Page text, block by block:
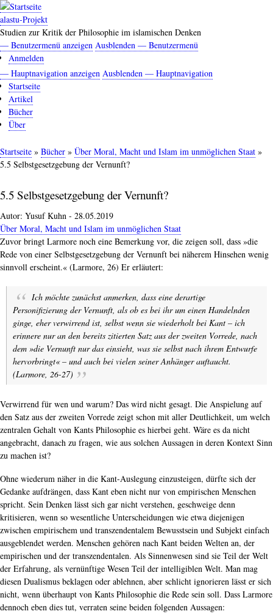
Direkt
zum
Inhalt
alastu-Projekt
Studien zur Kritik der Philosophie im islamischen Denken
Benutzermenü
— Benutzermenü anzeigen Ausblenden — Benutzermenü
Anmelden
Hauptnavigation
— Hauptnavigation anzeigen Ausblenden — Hauptnavigation
Startseite
Artikel
Bücher
Über
Pfadnavigation
Startseite Bücher
Über Moral, Macht und Islam im unmöglichen Staat
5.5 Selbstgesetzgebung der Vernunft?
5.5 Selbstgesetzgebung der Vernunft?
Autor: Yusuf Kuhn - 28.05.2019
Über Moral, Macht und Islam im unmöglichen Staat
Zuvor bringt Larmore noch eine Bemerkung vor, die zeigen soll, dass »die
Rede von einer Selbstgesetzgebung der Vernunft bei näherem Hinsehen wenig
sinnvoll erscheint.« (Larmore, 26) Er erläutert:
Ich möchte zunächst anmerken, dass eine derartige
Personifizierung der Vernunft, als ob es bei ihr um einen Handelnden
ginge, eher verwirrend ist, selbst wenn sie wiederholt bei Kant – ich
erinnere nur an den bereits zitierten Satz aus der zweiten Vorrede, nach
dem »die Vernunft nur das einsieht, was sie selbst nach ihrem Entwurfe
hervorbringt« – und auch bei vielen seiner Anhänger auftaucht.
(Larmore, 26-27)
Verwirrend für wen und warum? Das wird nicht gesagt. Die Anspielung auf
den Satz aus der zweiten Vorrede zeigt schon mit aller Deutlichkeit, um welch
zentralen Gehalt von Kants Philosophie es hierbei geht. Wäre es da nicht
angebracht, danach zu fragen, wie aus solchen Aussagen in deren Kontext Sinn
zu machen ist?
Ohne wiederum näher in die Kant-Auslegung einzusteigen, dürfte sich der
Gedanke aufdrängen, dass Kant eben nicht nur von empirischen Menschen
spricht. Sein Denken lässt sich gar nicht verstehen, geschweige denn
kritisieren, wenn so wesentliche Unterscheidungen wie etwa diejenigen
zwischen empirischem und transzendentalem Bewusstsein und Subjekt einfach
ausgeblendet werden. Menschen gehören nach Kant beiden Welten an, der
empirischen und der transzendentalen. Als Sinnenwesen sind sie Teil der Welt
der Erfahrung, als vernünftige Wesen Teil der intelligiblen Welt. Man mag
diesen Dualismus beklagen oder ablehnen, aber schlicht ignorieren lässt er sich
nicht, wenn überhaupt von Kants Philosophie die Rede sein soll. Dass Larmore
dennoch eben dies tut, verraten seine beiden folgenden Aussagen: